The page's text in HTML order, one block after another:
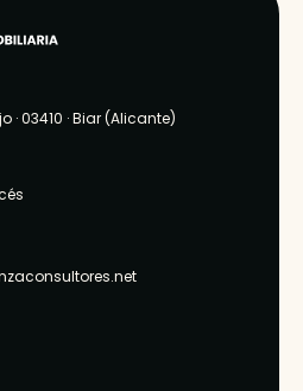
Con una
· 03410 ·Biar (Alicante)